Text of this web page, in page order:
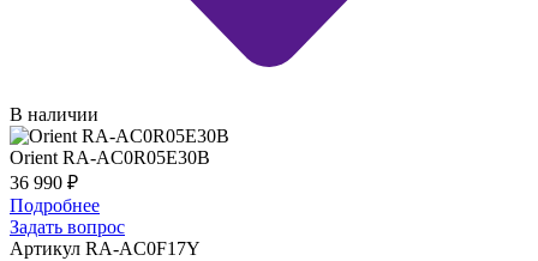
В наличии
Orient RA-AC0R05E30B
36 990 ₽
Подробнее
Задать вопрос
Артикул RA-AC0F17Y